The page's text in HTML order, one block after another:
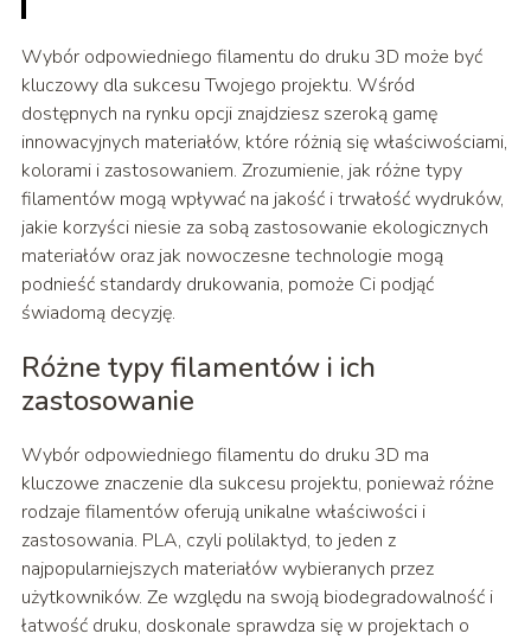
Wybór odpowiedniego filamentu do druku 3D może być
kluczowy dla sukcesu Twojego projektu. Wśród
dostępnych na rynku opcji znajdziesz szeroką gamę
innowacyjnych materiałów, które różnią się właściwościami,
kolorami i zastosowaniem. Zrozumienie, jak różne typy
filamentów mogą wpływać na jakość i trwałość wydruków,
jakie korzyści niesie za sobą zastosowanie ekologicznych
materiałów oraz jak nowoczesne technologie mogą
podnieść standardy drukowania, pomoże Ci podjąć
świadomą decyzję.
Różne typy filamentów i ich
zastosowanie
Wybór odpowiedniego filamentu do druku 3D ma
kluczowe znaczenie dla sukcesu projektu, ponieważ różne
rodzaje filamentów oferują unikalne właściwości i
zastosowania. PLA, czyli polilaktyd, to jeden z
najpopularniejszych materiałów wybieranych przez
użytkowników. Ze względu na swoją biodegradowalność i
łatwość druku, doskonale sprawdza się w projektach o